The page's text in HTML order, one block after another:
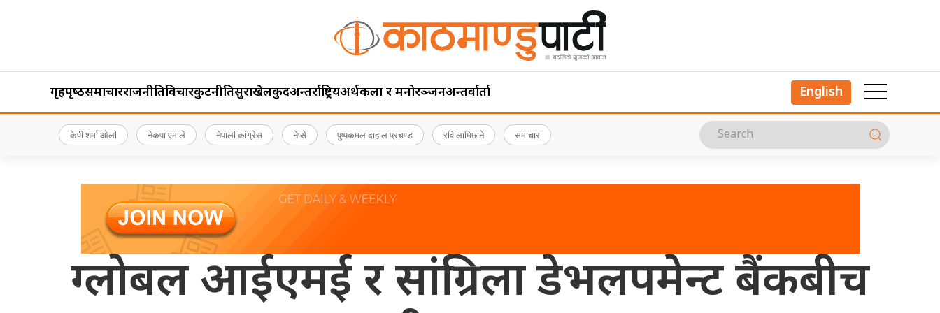
गृहपृष्‍ठसमाचारराजनीतिविचारकुटनीतिसुरक्षाखेलकुदअन्तर्राष्ट्रियअर्थकला र मनोरञ्जनअन्तर्वार्ता English
केपी शर्मा ओली नेकपा एमाले नेपाली कांग्रेस नेप्से पुष्पकमल दाहाल प्रचण्ड रवि लामिछाने समाचार
ग्लोबल आईएमई र सांग्रिला डेभलपमेन्ट बैंकबीच